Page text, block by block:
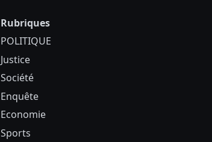
Rubriques
POLITIQUE
Justice
Société
Enquête
Economie
Sports